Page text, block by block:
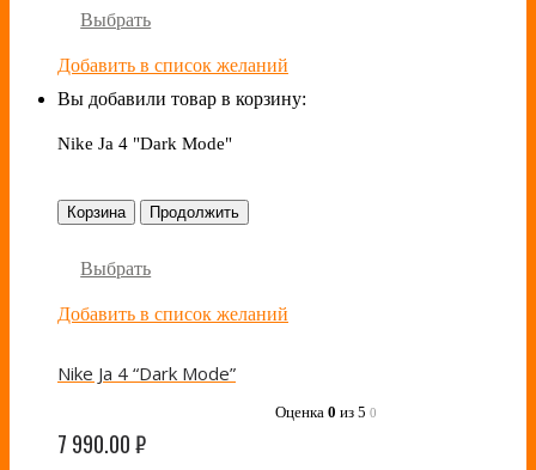
Выбрать
Добавить в список желаний
Вы добавили товар в корзину:
Nike Ja 4 "Dark Mode"
Корзина Продолжить
Выбрать
Добавить в список желаний
Nike Ja 4 “Dark Mode”
Оценка 0 из 5 0
7 990.00₽